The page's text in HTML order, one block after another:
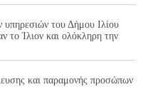
υπηρεσιών του Δήμου Ιλίου
το Ίλιον και ολόκληρη την
και παραμονής προσώπων